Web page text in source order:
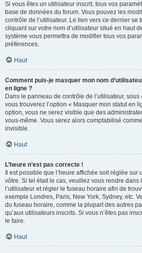
Si vous êtes un utilisateur inscrit, tous vos
base de données du forum. Vous pouvez les
contrôle de l’utilisateur. Le lien vers ce dernier se
cliquant sur votre nom d’utilisateur situé en haut
système vous permettra de modifier tous vos
préférences.
Haut
Comment puis-je masquer mon nom
en ligne ?
Dans le panneau de contrôle de l’utilisateur,
vous trouverez l’option « Masquer mon statut en
option, vous ne serez visible que des
vous-même. Vous serez alors comptabilisé
invisible.
Haut
L’heure n’est pas correcte !
Il est possible que l’heure affichée soit réglée
vôtre. Si tel était le cas, veuillez vous rendre
l’utilisateur et régler le fuseau horaire afin de
exemple Londres, Paris, New York, Sydney, etc.
du fuseau horaire, comme la plupart des autres
qu’aux utilisateurs inscrits. Si vous n’êtes pas
le faire.
Haut